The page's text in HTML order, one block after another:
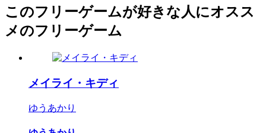
このフリーゲームが好きな人にオスス
メのフリーゲーム
メイライ・キディ
ゆうあかり